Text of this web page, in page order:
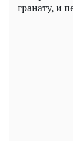
гранату, и